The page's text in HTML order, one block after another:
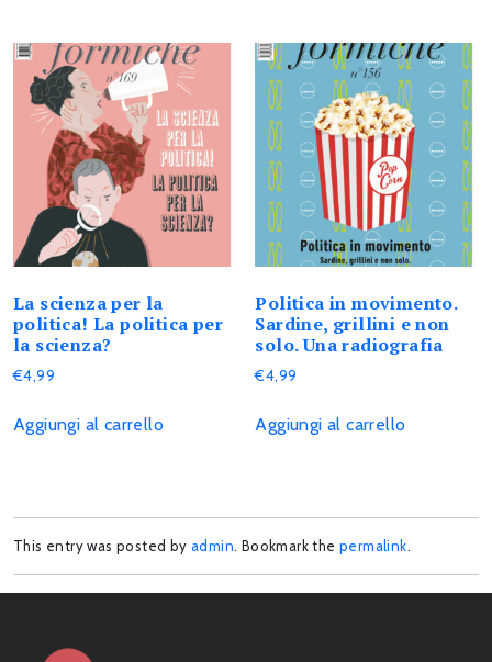
La scienza per la
politica! La politica per
la scienza?
€4,99
Aggiungi al carrello
Politica in movimento.
Sardine, grillini e non
solo. Una radiografia
€4,99
Aggiungi al carrello
This entry was posted by admin. Bookmark thepermalink.